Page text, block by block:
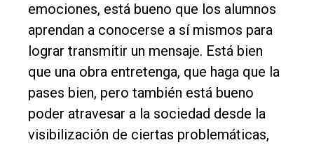
emociones, está bueno que los alumnos
aprendan a conocerse a sí mismos para
lograr transmitir un mensaje. Está bien
que una obra entretenga, que haga que la
pases bien, pero también está bueno
poder atravesar a la sociedad desde la
visibilización de ciertas problemáticas,